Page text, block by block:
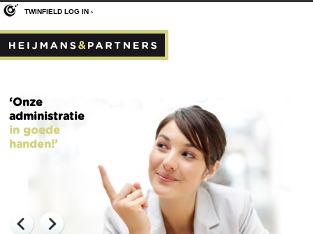
‘Onze
administratie
in goede
handen!’
TWINFIELD LOG IN ›